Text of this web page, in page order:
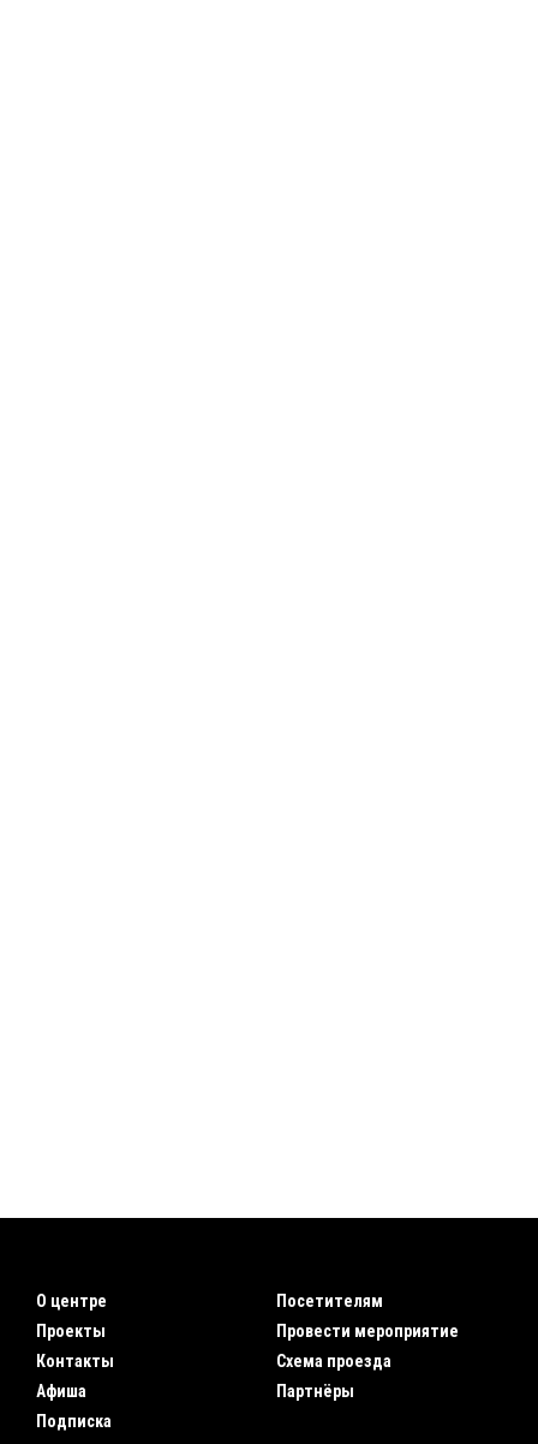
О центре
Проекты
Контакты
Афиша
Подписка
Посетителям
Провести мероприятие
Схема проезда
Партнёры